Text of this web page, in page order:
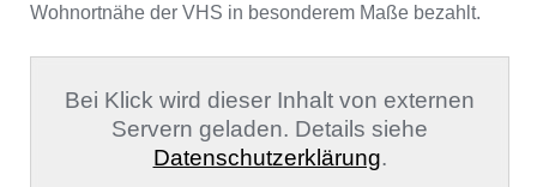
Wohnortnähe der VHS in besonderem Maße bezahlt.
Bei Klick wird dieser Inhalt von externen
Servern geladen. Details siehe
Datenschutzerklärung.